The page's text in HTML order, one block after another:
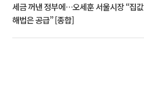
세금 꺼낸 정부에…오세훈 서울시장 “집값
해법은 공급” [종합]